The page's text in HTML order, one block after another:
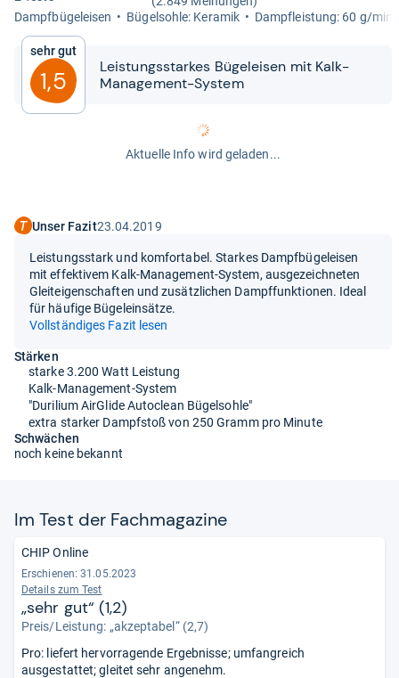
Dampf­bü­gel­ei­sen
Bügelsohle: Kera­mik Dampf­leis­tung: 60 g/min
Sehr gut
1,5
Leis­tungs­star­kes Bügel­ei­sen mit Kalk-​​
Mana­ge­ment-​​Sys­tem
Aktuelle Info wird geladen...
Unser Fazit23.04.2019
Leistungsstark und komfortabel. Starkes Dampfbügeleisen
mit effektivem Kalk-Management-System, ausgezeichneten
Gleiteigenschaften und zusätzlichen Dampffunktionen. Ideal
für häufige Bügeleinsätze.
Vollständiges Fazit lesen
Stärken
starke 3.200 Watt Leistung
Kalk-Management-System
"Durilium AirGlide Autoclean Bügelsohle"
extra starker Dampfstoß von 250 Gramm pro Minute
Schwächen
noch keine bekannt
Im Test der Fach­ma­ga­zine
CHIP Online
Erschienen: 31.05.2023
Details zum Test
„sehr gut“ (1,2)
Preis/Leistung: „akzeptabel“ (2,7)
Pro: liefert hervorragende Ergebnisse; umfangreich
ausgestattet; gleitet sehr angenehm.